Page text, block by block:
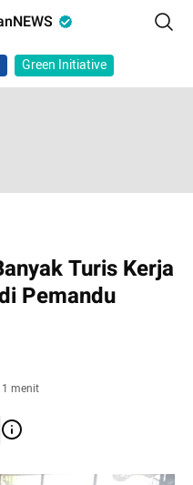
Green Initiative
Turis Kerja
Pemandu
menit